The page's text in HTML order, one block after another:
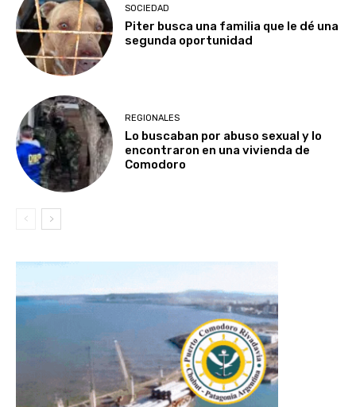
SOCIEDAD
Piter busca una familia que le dé una
segunda oportunidad
REGIONALES
Lo buscaban por abuso sexual y lo
encontraron en una vivienda de
Comodoro